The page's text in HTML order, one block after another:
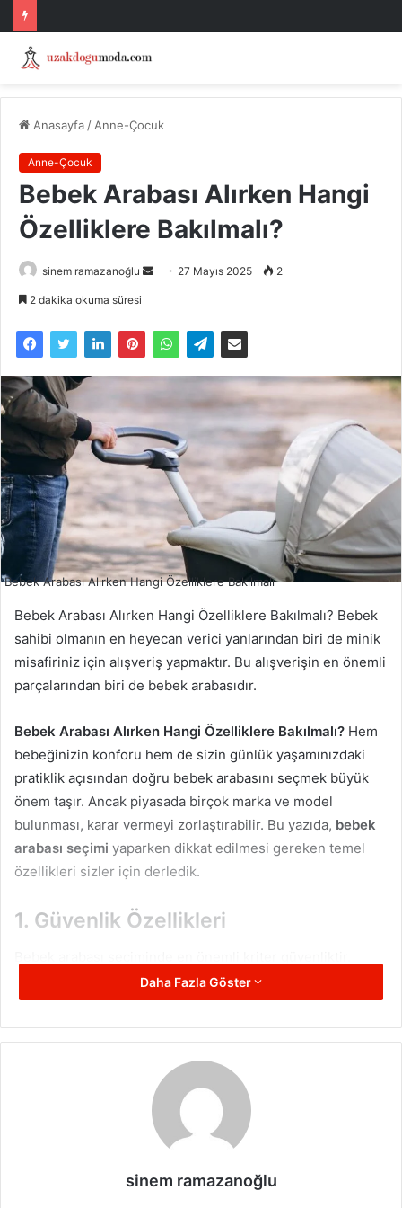
Anasayfa / Anne-Çocuk
Anne-Çocuk
Bebek Arabası Alırken Hangi
Özelliklere Bakılmalı?
sinem ramazanoğlu
Bir
göndermek
27 Mayıs 2025 2
2 dakika okuma süresi
Bebek Arabası Alırken Hangi Özelliklere Bakılmalı
Bebek Arabası Alırken Hangi Özelliklere Bakılmalı? Bebek
sahibi olmanın en heyecan verici yanlarından biri de minik
misafiriniz için alışveriş yapmaktır. Bu alışverişin en önemli
parçalarından biri de bebek arabasıdır.
Bebek Arabası Alırken Hangi Özelliklere Bakılmalı? Hem
bebeğinizin konforu hem de sizin günlük yaşamınızdaki
pratiklik açısından doğru bebek arabasını seçmek büyük
önem taşır. Ancak piyasada birçok marka ve model
bulunması, karar vermeyi zorlaştırabilir. Bu yazıda, bebek
arabası seçimi yaparken dikkat edilmesi gereken temel
özellikleri sizler için derledik.
1. Güvenlik Özellikleri
Çünkü bebeğinizin en çok vakit geçireceği araçlardan biri
olacak. Bu nedenle aşağıdaki güvenlik özelliklerini kontrol
etmek oldukça önemlidir:
5 Noktalı Emniyet Kemeri
: Bebek arabasında bebeğin
yerinde sabit kalmasını sağlar ve düşme riskini azaltır.
Sağlam Fren Sistemi
: Tek ayakla kontrol edilebilen
güçlü bir fren sistemi, arabanın istenmeyen
hareketlerini önler.
Daha Fazla Göster
sinem ramazanoğlu